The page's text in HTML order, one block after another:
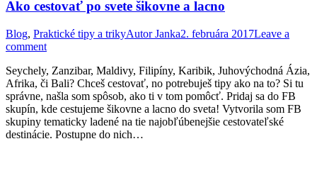
Ako cestovať po svete šikovne a lacno
Blog, Praktické tipy a trikyAutorJanka2. februára 2017Leave a
comment
Seychely, Zanzibar, Maldivy, Filipíny, Karibik, Juhovýchodná Ázia,
Afrika, či Bali? Chceš cestovať, no potrebuješ tipy ako na to? Si tu
správne, našla som spôsob, ako ti v tom pomôcť. Pridaj sa do FB
skupín, kde cestujeme šikovne a lacno do sveta! Vytvorila som FB
skupiny tematicky ladené na tie najobľúbenejšie cestovateľské
destinácie. Postupne do nich…